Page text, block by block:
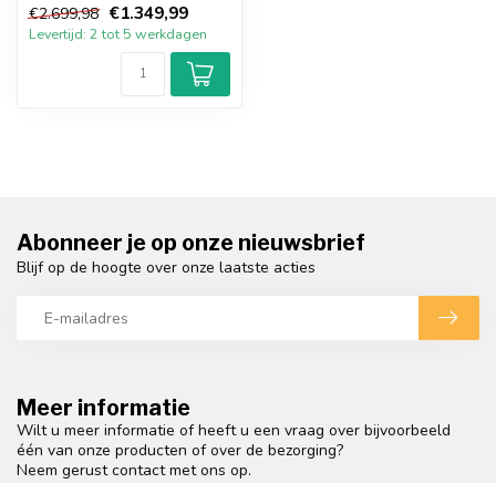
€2.699,98 €1.349,99
Levertijd: 2 tot 5 werkdagen
Meer informatie
Wilt u meer informatie of heeft u een vraag over bijvoorbeeld
één van onze producten of over de bezorging?
Neem gerust contact met ons op.
Abonneer je op onze nieuwsbrief
Blijf op de hoogte over onze laatste acties